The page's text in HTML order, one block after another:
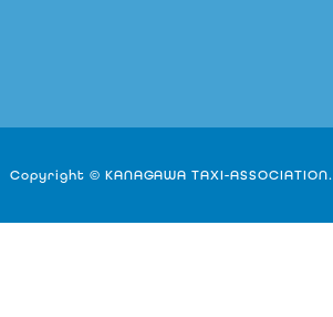
Copyright © KANAGAWA TAXI-ASSOCIATION.